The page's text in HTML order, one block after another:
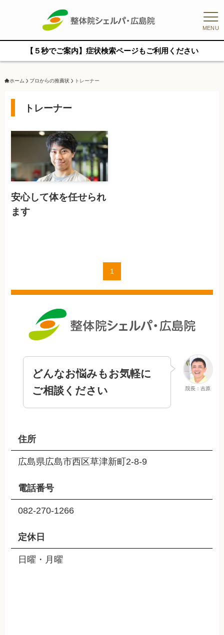
MENU
【５秒でご案内】症状検索ページもご利用ください
ホーム プロからの推薦状 トレーナー
トレーナー
安心して体を任せられ
ます
1
院長：吉原
どんなお悩みもお気軽に
ご相談ください
住所
広島県広島市西区草津新町2-8-9
電話番号
082-270-1266
定休日
日曜・月曜